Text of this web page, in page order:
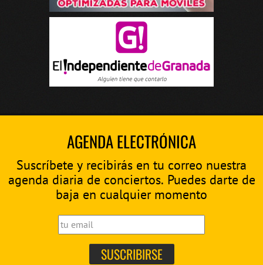
AGENDA ELECTRÓNICA
Suscríbete y recibirás en tu correo nuestra
agenda diaria de conciertos. Puedes darte de
baja en cualquier momento